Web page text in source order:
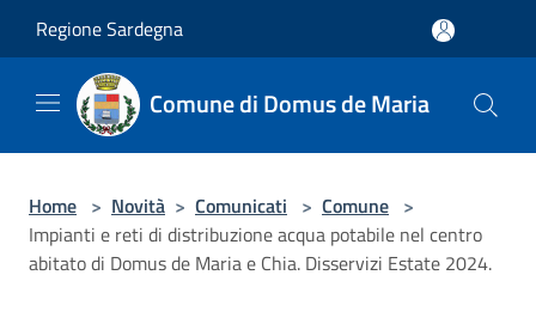
Regione Sardegna
Comune di Domus de Maria
Home > Novità > Comunicati > Comune >
Impianti e reti di distribuzione acqua potabile nel centro
abitato di Domus de Maria e Chia. Disservizi Estate 2024.